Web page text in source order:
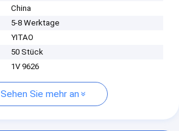
China
5-8 Werktage
YITAO
50 Stück
1V 9626
Sehen Sie mehr an